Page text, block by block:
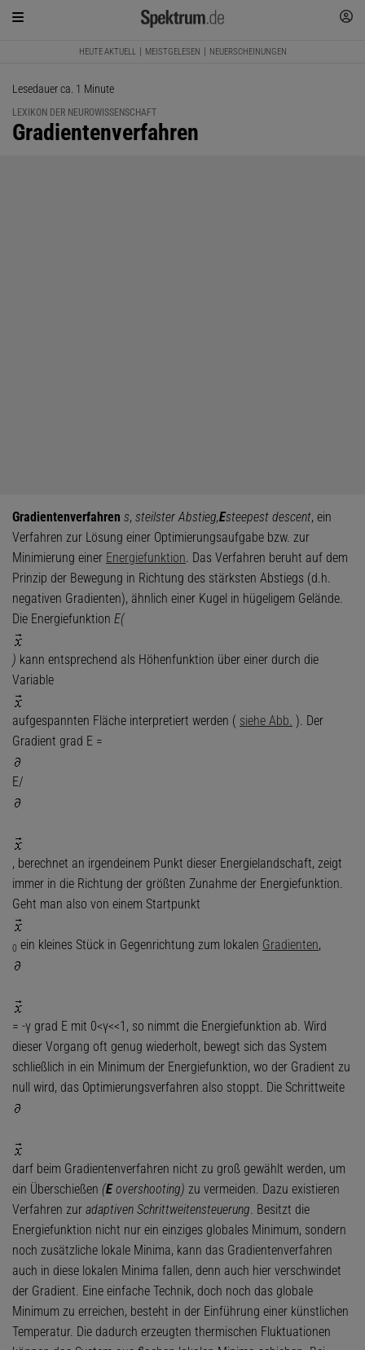
HEUTE AKTUELL MEISTGELESEN NEUERSCHEINUNGEN
Lesedauer ca. 1 Minute
LEXIKON DER NEUROWISSENSCHAFT
:
Gradientenverfahren
Gradientenverfahren s, steilster Abstieg,Esteepest descent, ein
Verfahren zur Lösung einer Optimierungsaufgabe bzw. zur
Minimierung einer Energiefunktion. Das Verfahren beruht auf dem
Prinzip der Bewegung in Richtung des stärksten Abstiegs (d.h.
negativen Gradienten), ähnlich einer Kugel in hügeligem Gelände.
Die Energiefunktion E(
) kann entsprechend als Höhenfunktion über einer durch die
Variable
aufgespannten Fläche interpretiert werden ( siehe Abb. ). Der
Gradient grad E =
E/
, berechnet an irgendeinem Punkt dieser Energielandschaft, zeigt
immer in die Richtung der größten Zunahme der Energiefunktion.
Geht man also von einem Startpunkt
0 ein kleines Stück in Gegenrichtung zum lokalen Gradienten,
= -γ grad E mit 0<γ<<1, so nimmt die Energiefunktion ab. Wird
dieser Vorgang oft genug wiederholt, bewegt sich das System
schließlich in ein Minimum der Energiefunktion, wo der Gradient zu
null wird, das Optimierungsverfahren also stoppt. Die Schrittweite
darf beim Gradientenverfahren nicht zu groß gewählt werden, um
ein Überschießen (Eovershooting) zu vermeiden. Dazu existieren
Verfahren zur adaptiven Schrittweitensteuerung. Besitzt die
Energiefunktion nicht nur ein einziges globales Minimum, sondern
noch zusätzliche lokale Minima, kann das Gradientenverfahren
auch in diese lokalen Minima fallen, denn auch hier verschwindet
der Gradient. Eine einfache Technik, doch noch das globale
Minimum zu erreichen, besteht in der Einführung einer künstlichen
Temperatur. Die dadurch erzeugten thermischen Fluktuationen